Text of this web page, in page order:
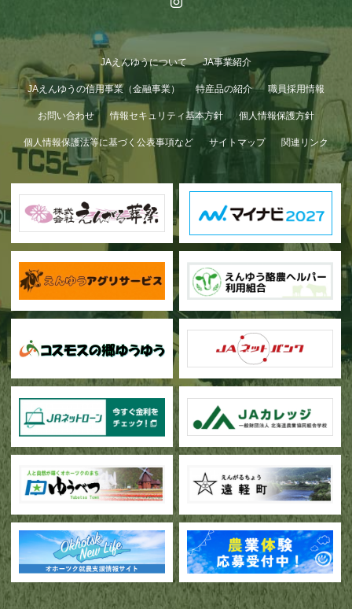
GWも終わり…
ブロッコリー播種作業が行われています
JAえんゆうについて JA事業紹介
JAえんゆうの信用事業（金融事業） 特産品の紹介 職員採用情報
お問い合わせ 情報セキュリティ基本方針 個人情報保護方針
個人情報保護法等に基づく公表事項など サイトマップ 関連リンク